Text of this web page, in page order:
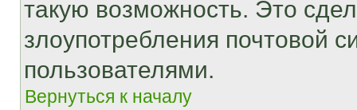
такую возможность. Это
злоупотребления почтовой
пользователями.
Вернуться к началу